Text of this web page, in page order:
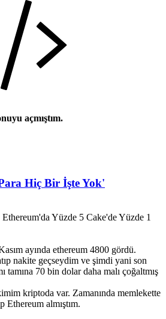
açmıştım.
Hiç Bir İşte Yok'
Ethereum'da Yüzde 5 Cake'de Yüzde 1
ayında ethereum 4800 gördü.
nakite geçseydim ve şimdi yani son
tamına 70 bin dolar daha malı çoğaltmış
kriptoda var. Zamanında memlekette
Ethereum almıştım.